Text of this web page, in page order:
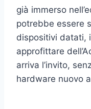
già immerso
potrebbe essere
dispositivi datati,
approfittare
arriva l’invito,
hardware nuovo